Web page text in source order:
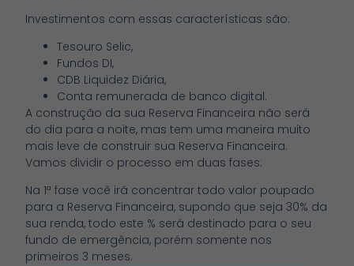
Investimentos com essas características são:
Tesouro Selic,
Fundos DI,
CDB Liquidez Diária,
Conta remunerada de banco digital.
A construção da sua Reserva Financeira não será
do dia para a noite, mas tem uma maneira muito
mais leve de construir sua Reserva Financeira.
Vamos dividir o processo em duas fases:
Na 1ª fase você irá concentrar todo valor poupado
para a Reserva Financeira, supondo que seja 30% da
sua renda, todo este % será destinado para o seu
fundo de emergência, porém somente nos
primeiros 3 meses.